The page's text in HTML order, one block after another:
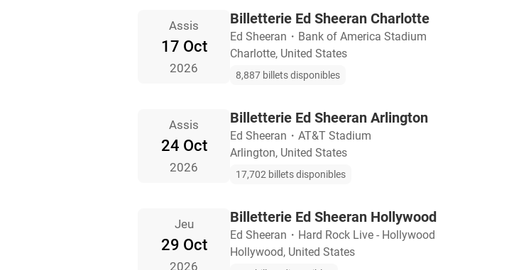
Assis
17 Oct
2026
Billetterie Ed Sheeran Charlotte
Ed Sheeran ・ Bank of America Stadium
Charlotte, United States
8,887 billets disponibles
Assis
24 Oct
2026
Billetterie Ed Sheeran Arlington
Ed Sheeran ・ AT&T Stadium
Arlington, United States
17,702 billets disponibles
Jeu
29 Oct
2026
Billetterie Ed Sheeran Hollywood
Ed Sheeran ・ Hard Rock Live - Hollywood
Hollywood, United States